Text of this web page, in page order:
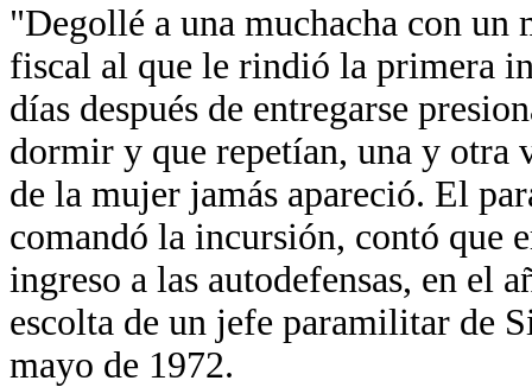
"Degollé a una muchacha con
fiscal al que le rindió la primera
días después de entregarse
dormir y que repetían, una y otra
de la mujer jamás apareció. El
comandó la incursión, contó que
ingreso a las autodefensas, en el
escolta de un jefe paramilitar de
mayo de 1972.